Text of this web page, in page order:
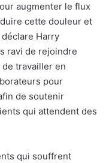
augmenter le flux
cette douleur et
Harry
ravi de rejoindre
de travailler en
pour
de soutenir
qui attendent des
qui souffrent